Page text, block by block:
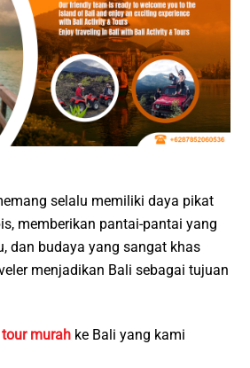
selalu memiliki daya pikat
memberikan pantai-pantai yang
dan budaya yang sangat khas
menjadikan Bali sebagai tujuan
murah ke Bali yang kami